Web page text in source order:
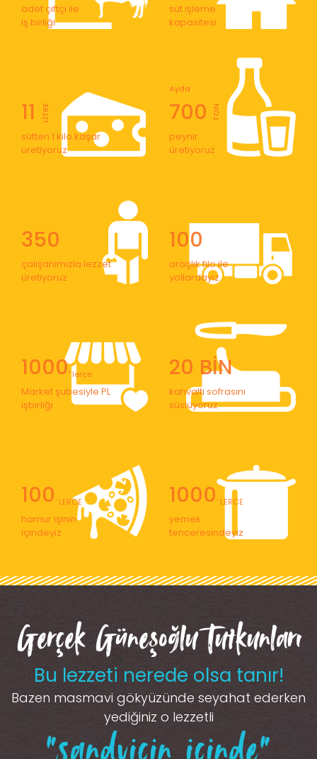
adet çiftçi ile
iş birliği
süt işleme
kapasitesi
11 LİTRE
sütten 1 kilo kaşar
üretiyoruz
700
Ayda
TON
peynir
üretiyoruz
350
çalışanımızla lezzet
üretiyoruz
100
araçlık filo ile
yollardayız
1000' lerce
Market şubesiyle PL
işbirliği
20 BİN
kahvaltı sofrasını
süslüyoruz
100' LERCE
hamur işinin
içindeyiz
1000' LERCE
yemek
tenceresindeyiz
Gerçek Güneşoğlu Tutkunları
Bu lezzeti nerede olsa tanır!
Bazen masmavi gökyüzünde seyahat ederken
yediğiniz o lezzetli